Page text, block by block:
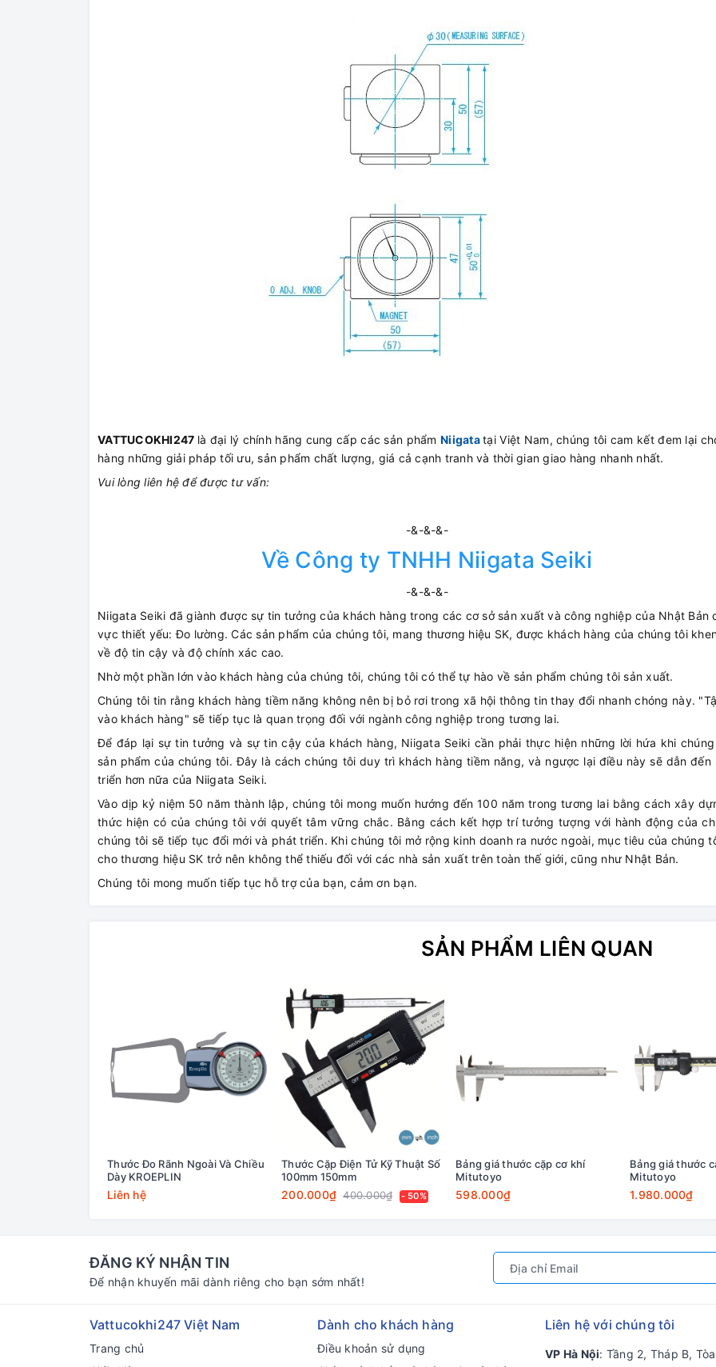
VATTUCOKHI247 là đại lý chính hãng cung cấp các sản phẩmNiigata tại Việt Nam, chúng tôi cam kết đem lại
hàng những giải pháp tối ưu, sản phẩm chất lượng, giá cả cạnh tranh và thời gian giao hàng nhanh nhất.
Vui lòng liên hệ để được tư vấn:
-&-&-&-
Về Công ty TNHH Niigata Seiki
-&-&-&-
Niigata Seiki đã giành được sự tin tưởng của khách hàng trong các cơ sở sản xuất và công nghiệp của Nhật Bản
vực thiết yếu: Đo lường. Các sản phẩm của chúng tôi, mang thương hiệu SK, được khách hàng của chúng tôi
về độ tin cậy và độ chính xác cao.
Nhờ một phần lớn vào khách hàng của chúng tôi, chúng tôi có thể tự hào về sản phẩm chúng tôi sản xuất.
Chúng tôi tin rằng khách hàng tiềm năng không nên bị bỏ rơi trong xã hội thông tin thay đổi nhanh chóng này.
vào khách hàng" sẽ tiếp tục là quan trọng đối với ngành công nghiệp trong tương lai.
Để đáp lại sự tin tưởng và sự tin cậy của khách hàng, Niigata Seiki cần phải thực hiện những lời hứa khi
sản phẩm của chúng tôi. Đây là cách chúng tôi duy trì khách hàng tiềm năng, và ngược lại điều này sẽ dẫn đến
triển hơn nữa của Niigata Seiki.
Vào dịp kỷ niệm 50 năm thành lập, chúng tôi mong muốn hướng đến 100 năm trong tương lai bằng cách xây
thức hiện có của chúng tôi với quyết tâm vững chắc. Bằng cách kết hợp trí tưởng tượng với hành động của
chúng tôi sẽ tiếp tục đổi mới và phát triển. Khi chúng tôi mở rộng kinh doanh ra nước ngoài, mục tiêu của chúng
cho thương hiệu SK trở nên không thể thiếu đối với các nhà sản xuất trên toàn thế giới, cũng như Nhật Bản.
Chúng tôi mong muốn tiếp tục hỗ trợ của bạn, cảm ơn bạn.
SẢN PHẨM LIÊN QUAN
Thước Đo Rãnh Ngoài Và Chiều
Dày KROEPLIN
Liên hệ
Thước Cặp Điện Tử Kỹ Thuật Số
100mm 150mm
200.000₫ 400.000₫ - 50%
Bảng giá thước cặp cơ khí
Mitutoyo
598.000₫
Bảng giá thước
Mitutoyo
1.980.000₫
ĐĂNG KÝ NHẬN TIN
Để nhận khuyến mãi dành riêng cho bạn sớm nhất!
Vattucokhi247 Việt Nam
Trang chủ
Dành cho khách hàng
Điều khoản sử dụng
Liên hệ với chúng tôi
VP Hà Nội: Tầng 2, Tháp B,